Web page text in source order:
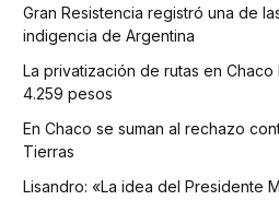
Gran Resistencia registró una de
indigencia de Argentina
La privatización de rutas en
4.259 pesos
En Chaco se suman al rechazo
Tierras
Lisandro: «La idea del Presidente